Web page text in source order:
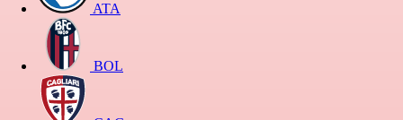
ATA
BOL